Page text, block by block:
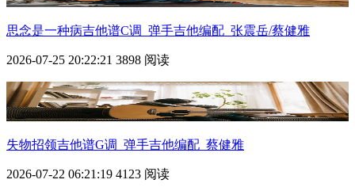
思念是一种病吉他谱C调_弹手吉他编配_张震岳/蔡健雅
2026-07-25 20:22:21 3898 阅读
失物招领吉他谱G调_弹手吉他编配_蔡健雅
2026-07-22 06:21:19 4123 阅读